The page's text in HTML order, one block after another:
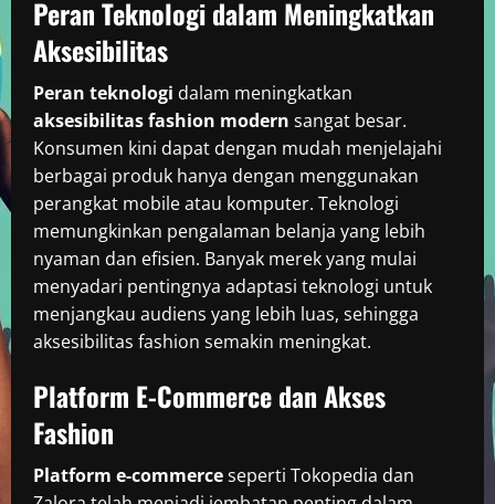
Peran Teknologi dalam Meningkatkan
Aksesibilitas
Peran teknologi dalam meningkatkan
aksesibilitas fashion modern sangat besar.
Konsumen kini dapat dengan mudah menjelajahi
berbagai produk hanya dengan menggunakan
perangkat mobile atau komputer. Teknologi
memungkinkan pengalaman belanja yang lebih
nyaman dan efisien. Banyak merek yang mulai
menyadari pentingnya adaptasi teknologi untuk
menjangkau audiens yang lebih luas, sehingga
aksesibilitas fashion semakin meningkat.
Platform E-Commerce dan Akses
Fashion
Platform e-commerceseperti Tokopedia dan